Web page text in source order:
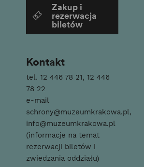
Zakup i
rezerwacja
biletów
Kontakt
tel. 12 446 78 21, 12 446
78 22
e-mail
schrony@muzeumkrakowa.pl,
info@muzeumkrakowa.pl
(informacje na temat
rezerwacji biletów i
zwiedzania oddziału)